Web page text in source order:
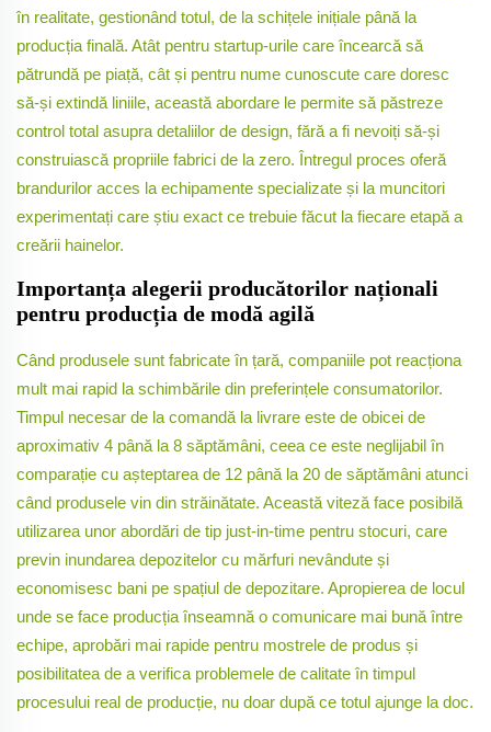
în realitate, gestionând totul, de la schițele inițiale până la
producția finală. Atât pentru startup-urile care încearcă să
pătrundă pe piață, cât și pentru nume cunoscute care doresc
să-și extindă liniile, această abordare le permite să păstreze
control total asupra detaliilor de design, fără a fi nevoiți să-și
construiască propriile fabrici de la zero. Întregul proces oferă
brandurilor acces la echipamente specializate și la muncitori
experimentați care știu exact ce trebuie făcut la fiecare etapă a
creării hainelor.
Importanța alegerii producătorilor naționali
pentru producția de modă agilă
Când produsele sunt fabricate în țară, companiile pot reacționa
mult mai rapid la schimbările din preferințele consumatorilor.
Timpul necesar de la comandă la livrare este de obicei de
aproximativ 4 până la 8 săptămâni, ceea ce este neglijabil în
comparație cu așteptarea de 12 până la 20 de săptămâni atunci
când produsele vin din străinătate. Această viteză face posibilă
utilizarea unor abordări de tip just-in-time pentru stocuri, care
previn inundarea depozitelor cu mărfuri nevândute și
economisesc bani pe spațiul de depozitare. Apropierea de locul
unde se face producția înseamnă o comunicare mai bună între
echipe, aprobări mai rapide pentru mostrele de produs și
posibilitatea de a verifica problemele de calitate în timpul
procesului real de producție, nu doar după ce totul ajunge la doc.